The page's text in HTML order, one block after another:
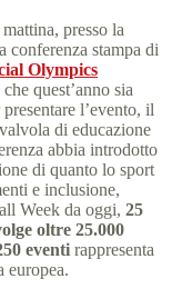
presso la
conferenza stampa di
Olympics
quest’anno sia
l’evento, il
di educazione
abbia introdotto
di quanto lo sport
e inclusione,
Week da oggi, 25
oltre 25.000
eventi rappresenta
europea.